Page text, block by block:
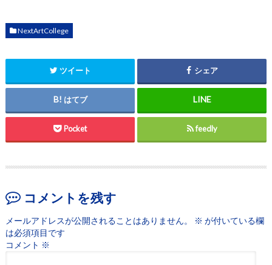
NextArtCollege
ツイート シェア
はてブ
Pocket feedly
コメントを残す
メールアドレスが公開されることはありません。 ※ が付いている欄
は必須項目です
コメント ※